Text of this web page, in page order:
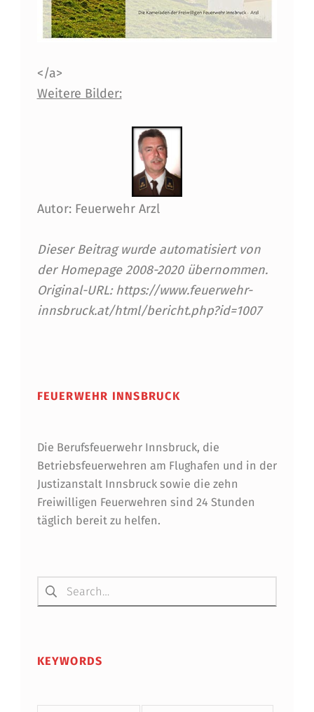
</a>
Weitere Bilder:
Autor: Feuerwehr Arzl
Dieser Beitrag wurde automatisiert von
der Homepage 2008-2020 übernommen.
Original-URL: https://www.feuerwehr-
innsbruck.at/html/bericht.php?id=1007
FEUERWEHR INNSBRUCK
Die Berufsfeuerwehr Innsbruck, die
Betriebsfeuerwehren am Flughafen und in der
Justizanstalt Innsbruck sowie die zehn
Freiwilligen Feuerwehren sind 24 Stunden
täglich bereit zu helfen.
Suchen nach:
KEYWORDS